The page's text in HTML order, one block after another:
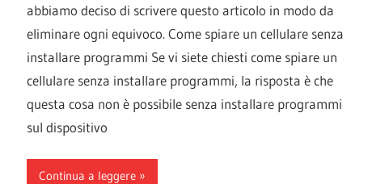
abbiamo deciso di scrivere questo articolo in modo da
eliminare ogni equivoco. Come spiare un cellulare senza
installare programmi Se vi siete chiesti come spiare un
cellulare senza installare programmi, la risposta è che
questa cosa non è possibile senza installare programmi
sul dispositivo
Continua a leggere